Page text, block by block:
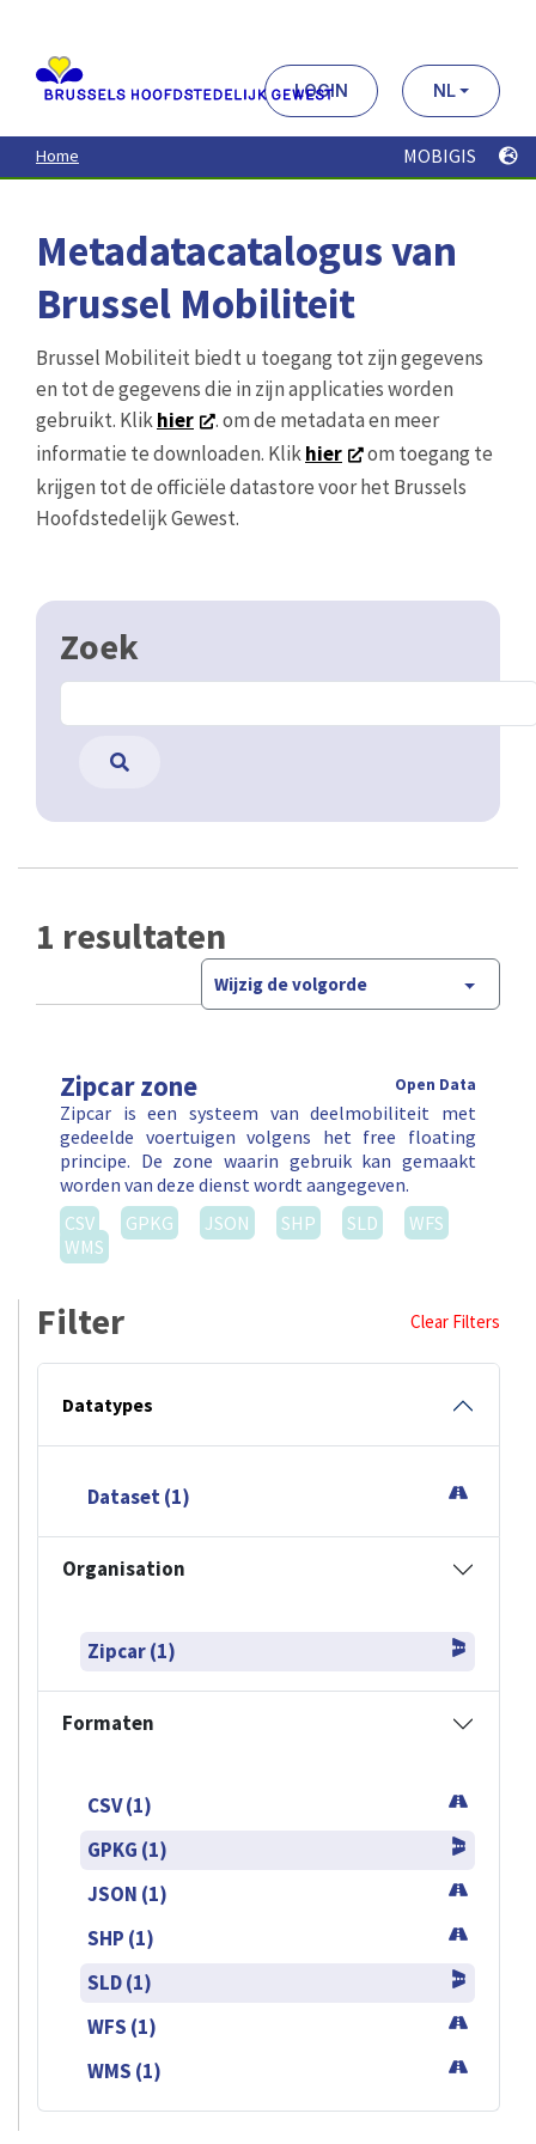
contenu
principal
LOGIN NL
Home MOBIGIS
Metadatacatalogus van
Brussel Mobiliteit
Brussel Mobiliteit biedt u toegang tot zijn gegevens
en tot de gegevens die in zijn applicaties worden
gebruikt. Klikhier
. om de metadata en meer
informatie te downloaden. Klikhier
om toegang te
krijgen tot de officiële datastore voor het Brussels
Hoofdstedelijk Gewest.
Zoek
1 resultaten
Wijzig de volgorde
Zipcar zone Open Data
Zipcar is een systeem van deelmobiliteit met
gedeelde voertuigen volgens het free floating
principe. De zone waarin gebruik kan gemaakt
worden van deze dienst wordt aangegeven.
CSV
GPKG JSON SHP SLD
WFS
WMS
Filter Clear Filters
Datatypes
Dataset (1)
Organisation
Zipcar (1)
Formaten
CSV (1)
GPKG (1)
JSON (1)
SHP (1)
SLD (1)
WFS (1)
WMS (1)